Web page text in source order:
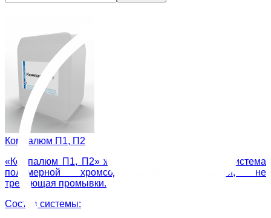
Компалюм П1, П2
«Компалюм П1, П2» жидкая двухкомпонентная система
полимерной хромсодержащей пассивации, не
требующая промывки.
Состав системы: